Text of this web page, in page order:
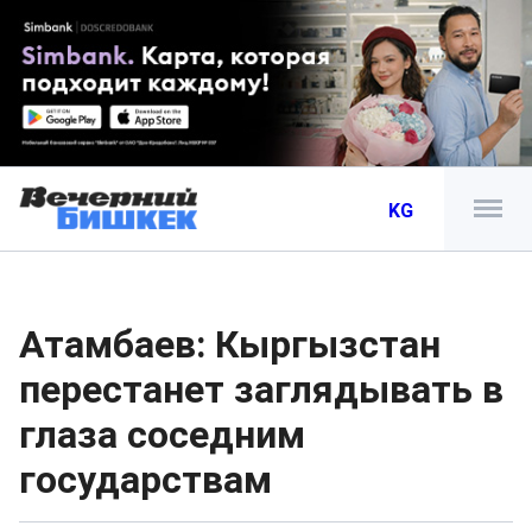
KG
Атамбаев: Кыргызстан
перестанет заглядывать в
глаза соседним
государствам